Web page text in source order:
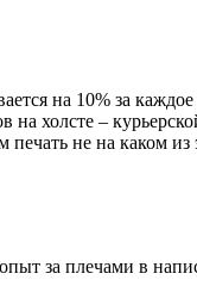
на 10% за
на холсте –
не на каком из
за плечами в